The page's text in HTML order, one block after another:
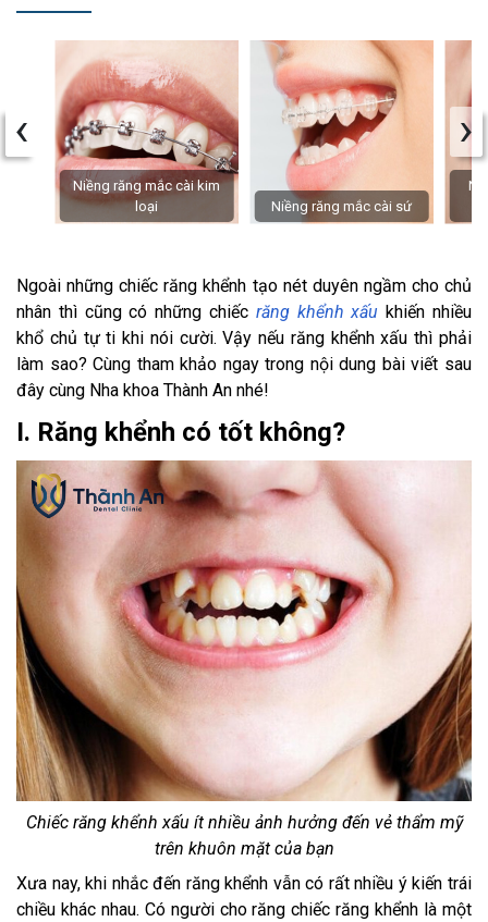
Niềng răng mắc cài kim
loại
Niềng răng mắc cài sứ
‹ ›
Ngoài những chiếc răng khểnh tạo nét duyên ngầm cho chủ
nhân thì cũng có những chiếc răng khểnh xấu khiến nhiều
khổ chủ tự ti khi nói cười. Vậy nếu răng khểnh xấu thì phải
làm sao? Cùng tham khảo ngay trong nội dung bài viết sau
đây cùng Nha khoa Thành An nhé!
I. Răng khểnh có tốt không?
Chiếc răng khểnh xấu ít nhiều ảnh hưởng đến vẻ thẩm mỹ
trên khuôn mặt của bạn
Xưa nay, khi nhắc đến răng khểnh vẫn có rất nhiều ý kiến trái
chiều khác nhau. Có người cho răng chiếc răng khểnh là một